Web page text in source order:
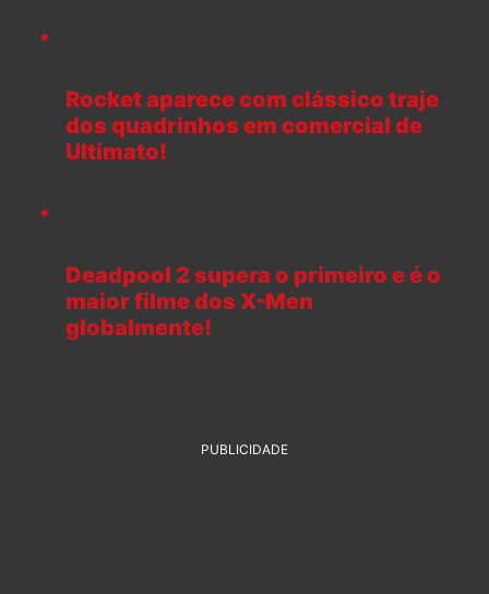
Rocket aparece com clássico traje
dos quadrinhos em comercial de
Ultimato!
Deadpool 2 supera o primeiro e é o
maior filme dos X-Men
globalmente!
PUBLICIDADE